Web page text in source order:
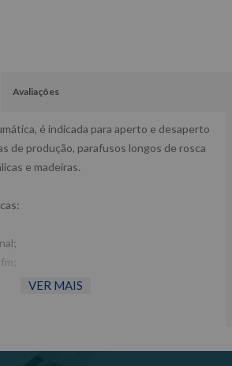
Avaliações
é indicada para aperto e desaperto
de produção, parafusos longos de rosca
e madeiras.
VER MAIS